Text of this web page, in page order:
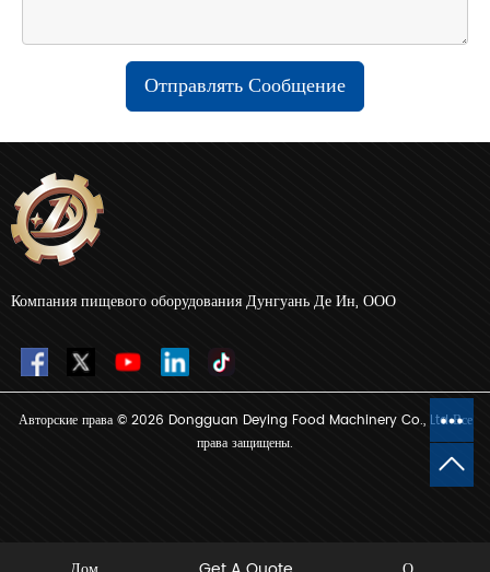
Отправлять Сообщение
Компания пищевого оборудования Дунгуань Де Ин, ООО
Авторские права © 2026 Dongguan Deying Food Machinery Co., Ltd Все
права защищены.